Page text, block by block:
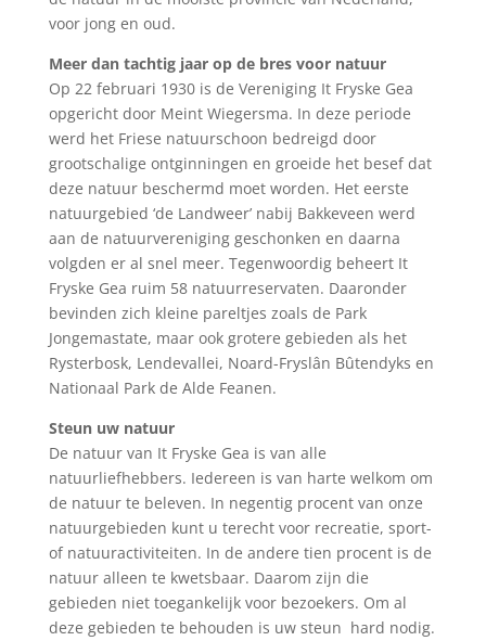
voor jong en oud.
Meer dan tachtig jaar op de bres voor natuur
Op 22 februari 1930 is de Vereniging It Fryske Gea
opgericht door Meint Wiegersma. In deze periode
werd het Friese natuurschoon bedreigd door
grootschalige ontginningen en groeide het besef dat
deze natuur beschermd moet worden. Het eerste
natuurgebied ‘de Landweer’ nabij Bakkeveen werd
aan de natuurvereniging geschonken en daarna
volgden er al snel meer. Tegenwoordig beheert It
Fryske Gea ruim 58 natuurreservaten. Daaronder
bevinden zich kleine pareltjes zoals de Park
Jongemastate, maar ook grotere gebieden als het
Rysterbosk, Lendevallei, Noard-Fryslân Bûtendyks en
Nationaal Park de Alde Feanen.
Steun uw natuur
De natuur van It Fryske Gea is van alle
natuurliefhebbers. Iedereen is van harte welkom om
de natuur te beleven. In negentig procent van onze
natuurgebieden kunt u terecht voor recreatie, sport-
of natuuractiviteiten. In de andere tien procent is de
natuur alleen te kwetsbaar. Daarom zijn die
gebieden niet toegankelijk voor bezoekers. Om al
deze gebieden te behouden is uw steun hard nodig.